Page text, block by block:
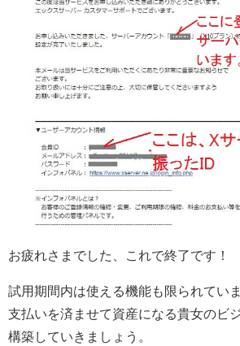
お疲れさまでした、これで終了です！
試用期間内は使える機能も限られてい
支払いを済ませて資産になる貴女のビ
構築していきましょう。